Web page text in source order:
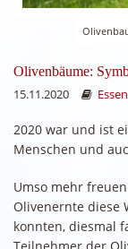
Olivenbäume:
15.11.2020
2020 war und ist
Menschen und
Umso mehr
Olivenernte diese
konnten, diesmal